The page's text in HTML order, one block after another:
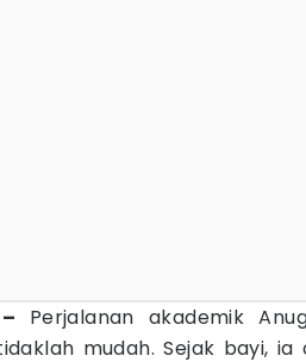
Perjalanan akademik
mudah. Sejak bayi, ia